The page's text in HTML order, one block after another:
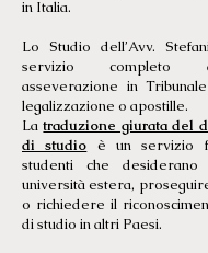
in Italia.
Lo Studio dell’Avv.
servizio completo
asseverazione in
legalizzazione o apostille.
Latraduzione giurata del
di studio è un servizio
studenti che
università estera,
o richiedere il
di studio in altri Paesi.